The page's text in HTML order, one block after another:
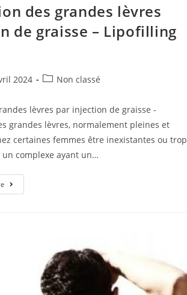
des grandes lèvres
de graisse – Lipofilling
2024 Non classé
lèvres par injection de graisse -
grandes lèvres, normalement pleines et
certaines femmes être inexistantes ou trop
complexe ayant un…